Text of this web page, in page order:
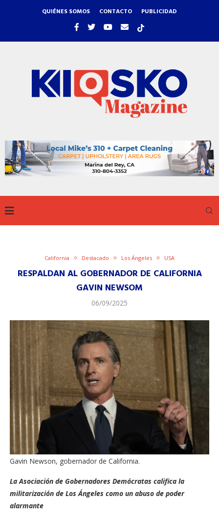
QUIÉNES SOMOS CONTACTO PUBLICIDAD
California Destacado Los Ángeles USA
RESPALDAN AL GOBERNADOR DE CALIFORNIA
GAVIN NEWSOM
06/09/2025
Gavin Newson, gobernador de California.
La Asociación de Gobernadores Demócratas califica la
militarización de Los Ángeles como un abuso de poder
alarmante